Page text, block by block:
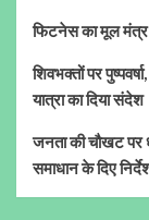
फिटनेस का मूल मंत्र
शिवभक्तों पर
यात्रा का दिया संदेश
जनता की चौखट पर
समाधान के दिए